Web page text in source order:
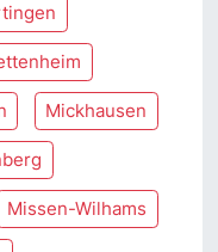
Mickhausen
Missen-Wilhams